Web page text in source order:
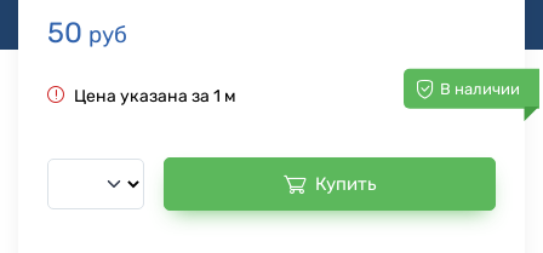
50 руб
В наличии
Цена указана за 1 м
Купить